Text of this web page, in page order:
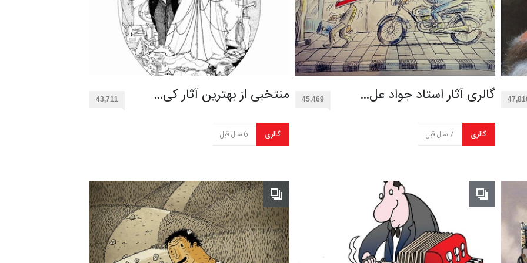
گالری آثار استاد جواد عل… 45,469
گالری 7 سال قبل
منتخبی از بهترین آثار کی… 43,711
گالری 6 سال قبل